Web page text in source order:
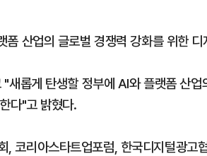
폼 산업의 글로벌 경쟁력 강화를 위한
새롭게 탄생할 정부에 AI와 플랫폼 산
다"고 밝혔다.
, 코리아스타트업포럼, 한국디지털광고